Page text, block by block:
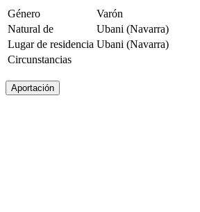
Género
Varón
Natural de
Ubani (Navarra)
Lugar de residencia Ubani (Navarra)
Circunstancias